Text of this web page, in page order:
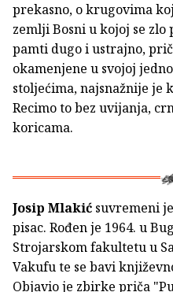
prekasno, o krugovima
zemlji Bosni u kojoj se
pamti dugo i ustrajno,
okamenjene u svojoj
stoljećima, najsnažnije je
Recimo to bez uvijanja,
koricama.
Josip Mlakić suvremeni
pisac. Rođen je 1964. u
Strojarskom fakultetu u
Vakufu te se bavi
Objavio je zbirke priča